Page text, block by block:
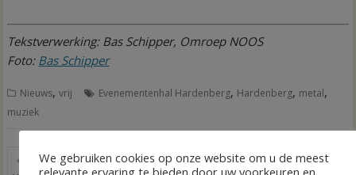
Tekstverwerking: Bas Schipper, Omroep NOOS
Foto: Bas Schipper
Nieuws,vrij Evenementenhal Hardenberg, Hardenberg, metal,
muziek
Bericht
Herdenking Joods
Weerbericht door Kevin van
We gebruiken cookies op onze website om u de meest
relevante ervaring te bieden door uw voorkeuren en